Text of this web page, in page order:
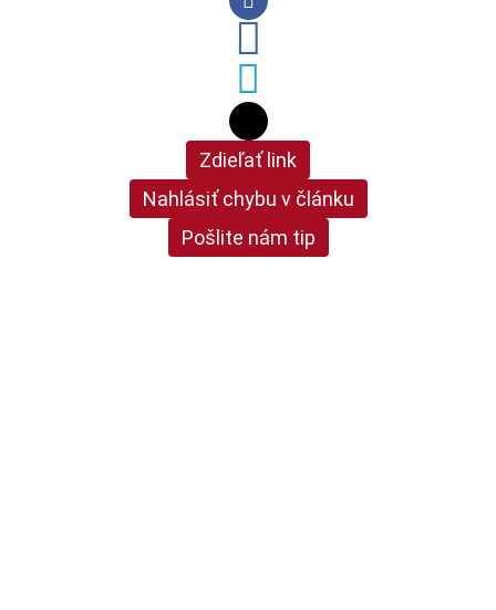
Zdieľať link
Nahlásiť chybu v článku
Pošlite nám tip